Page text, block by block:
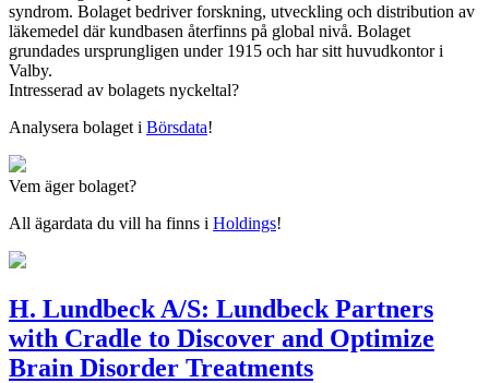
syndrom. Bolaget bedriver forskning, utveckling och distribution av
läkemedel där kundbasen återfinns på global nivå. Bolaget
grundades ursprungligen under 1915 och har sitt huvudkontor i
Valby.
Intresserad av bolagets nyckeltal?
Analysera bolaget i Börsdata!
Vem äger bolaget?
All ägardata du vill ha finns i Holdings!
H. Lundbeck A/S: Lundbeck Partners
with Cradle to Discover and Optimize
Brain Disorder Treatments